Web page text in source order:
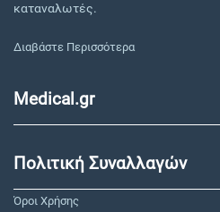
καταναλωτές.
Διαβάστε Περισσότερα
Medical.gr
Πολιτική Συναλλαγών
Όροι Χρήσης